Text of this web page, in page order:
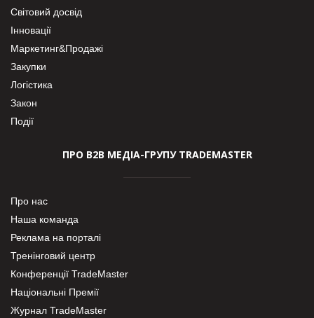
Світовий досвід
Інновації
Маркетинг&Продажі
Закупки
Логістика
Закон
Події
ПРО В2В МЕДІА-ГРУПУ TRADEMASTER
Про нас
Наша команда
Реклама на порталі
Тренінговий центр
Конференції TradeMaster
Національні Премії
Журнал TradeMaster